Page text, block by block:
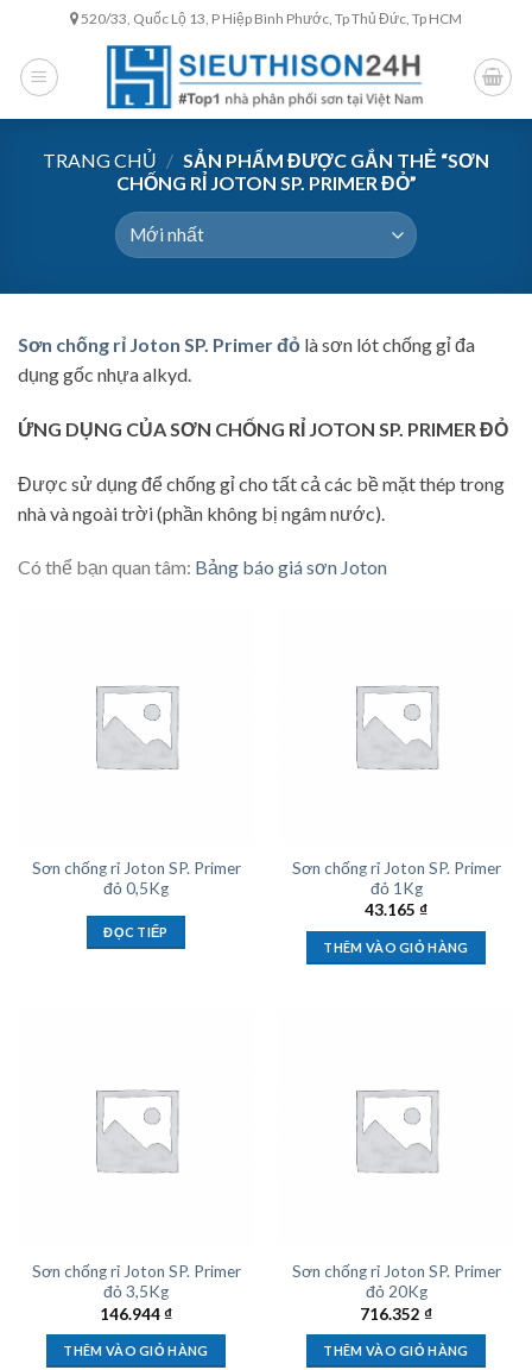
content
520/33, Quốc Lộ 13, P Hiệp Bình Phước, Tp Thủ Đức, Tp HCM
TRANG CHỦ / SẢN PHẨM ĐƯỢC GẮN THẺ “SƠN
CHỐNG RỈ JOTON SP. PRIMER ĐỎ”
Sơn chống rỉ Joton SP. Primer đỏ là sơn lót chống gỉ đa
dụng gốc nhựa alkyd.
ỨNG DỤNG CỦA SƠN CHỐNG RỈ JOTON SP. PRIMER ĐỎ
Được sử dụng để chống gỉ cho tất cả các bề mặt thép trong
nhà và ngoài trời (phần không bị ngâm nước).
Có thể bạn quan tâm: Bảng báo giá sơn Joton
Sơn chống rỉ Joton SP. Primer
đỏ 0,5Kg
ĐỌC TIẾP
Sơn chống rỉ Joton SP. Primer
đỏ 1Kg
43.165 ₫
THÊM VÀO GIỎ HÀNG
Sơn chống rỉ Joton SP. Primer
đỏ 3,5Kg
146.944₫
THÊM VÀO GIỎ HÀNG
Sơn chống rỉ Joton SP. Primer
đỏ 20Kg
716.352 ₫
THÊM VÀO GIỎ HÀNG